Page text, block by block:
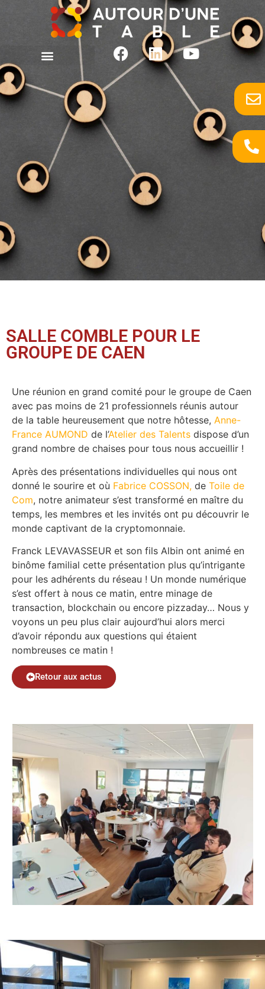
SALLE COMBLE POUR LE
GROUPE DE CAEN
Une réunion en grand comité pour le groupe de Caen
avec pas moins de 21 professionnels réunis autour
de la table heureusement que notre hôtesse, Anne-
France AUMOND de l’Atelier des Talents dispose d’un
grand nombre de chaises pour tous nous accueillir !
Après des présentations individuelles qui nous ont
donné le sourire et où Fabrice COSSON, de Toile de
Com, notre animateur s’est transformé en maître du
temps, les membres et les invités ont pu découvrir le
monde captivant de la cryptomonnaie.
Franck LEVAVASSEUR et son fils Albin ont animé en
binôme familial cette présentation plus qu’intrigante
pour les adhérents du réseau ! Un monde numérique
s’est offert à nous ce matin, entre minage de
transaction, blockchain ou encore pizzaday… Nous y
voyons un peu plus clair aujourd’hui alors merci
d’avoir répondu aux questions qui étaient
nombreuses ce matin !
Retour aux actus